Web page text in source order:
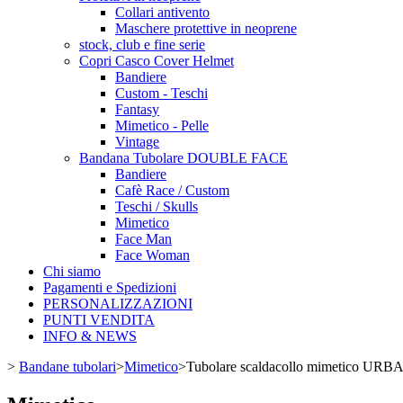
Collari antivento
Maschere protettive in neoprene
stock, club e fine serie
Copri Casco Cover Helmet
Bandiere
Custom - Teschi
Fantasy
Mimetico - Pelle
Vintage
Bandana Tubolare DOUBLE FACE
Bandiere
Cafè Race / Custom
Teschi / Skulls
Mimetico
Face Man
Face Woman
Chi siamo
Pagamenti e Spedizioni
PERSONALIZZAZIONI
PUNTI VENDITA
INFO & NEWS
> Bandane tubolari>Mimetico>Tubolare scaldacollo mimetico